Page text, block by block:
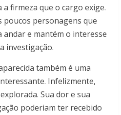
firmeza que o cargo exige.
poucos personagens que
e mantém o interesse
investigação.
também é uma
Infelizmente,
Sua dor e sua
poderiam ter recebido